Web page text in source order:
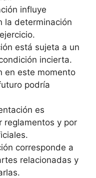
influye
la determinación
está sujeta a un
incierta.
en este momento
podría
es
reglamentos y por
corresponde a
relacionadas y